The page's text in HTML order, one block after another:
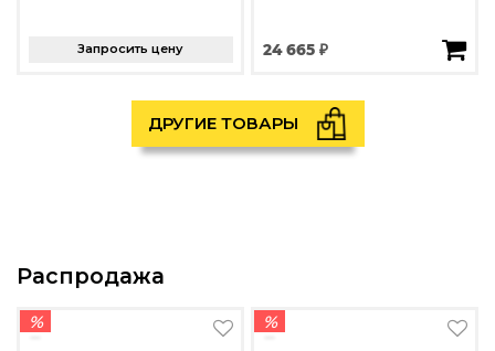
Запросить цену 24 665 ₽
ДРУГИЕ ТОВАРЫ
Распродажа
% %